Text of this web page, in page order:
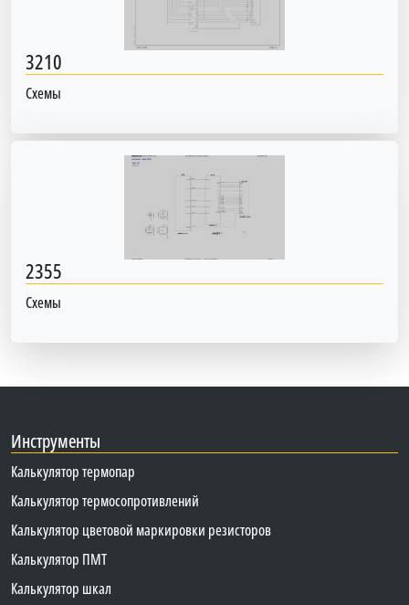
3210
Схемы
2355
Схемы
Инструменты
Калькулятор термопар
Калькулятор термосопротивлений
Калькулятор цветовой маркировки резисторов
Калькулятор ПМТ
Калькулятор шкал